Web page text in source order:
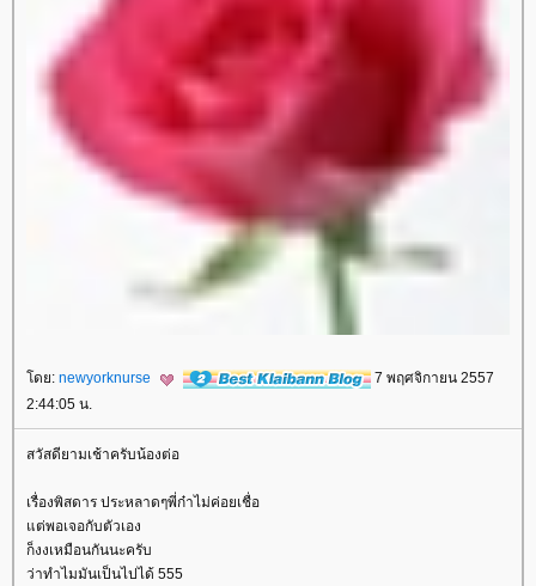
ดย: newyorknurse
7 พฤศจิกายน 2557
2:44:05 น.
สวัสดียามเช้าครับน้องต่อ
เรื่องพิสดาร ประหลาดๆพี่ก๋าไม่ค่อยเชื่อ
ต่พอเจอกับตัวเอง
ก็งงเหมือนกันนะครับ
ว่าทำไมมันเป็นไปได้ 555